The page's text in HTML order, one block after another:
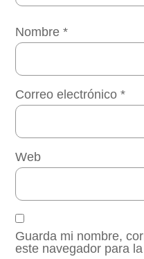
Nombre*
Correo electrónico*
Web
Guarda mi nombre,
este navegador para